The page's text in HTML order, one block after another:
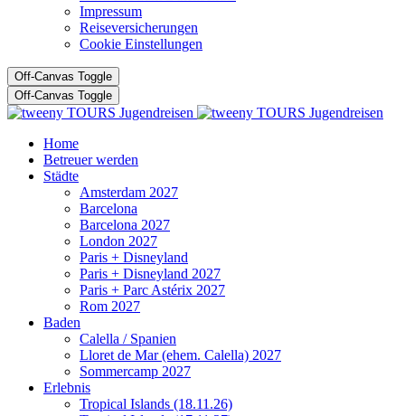
Impressum
Reiseversicherungen
Cookie Einstellungen
Off-Canvas Toggle
Off-Canvas Toggle
Home
Betreuer werden
Städte
Amsterdam 2027
Barcelona
Barcelona 2027
London 2027
Paris + Disneyland
Paris + Disneyland 2027
Paris + Parc Astérix 2027
Rom 2027
Baden
Calella / Spanien
Lloret de Mar (ehem. Calella) 2027
Sommercamp 2027
Erlebnis
Tropical Islands (18.11.26)